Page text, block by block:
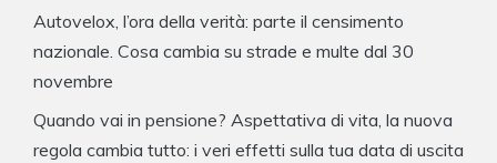
Autovelox, l’ora della verità: parte il censimento
nazionale. Cosa cambia su strade e multe dal 30
novembre
Quando vai in pensione? Aspettativa di vita, la nuova
regola cambia tutto: i veri effetti sulla tua data di uscita